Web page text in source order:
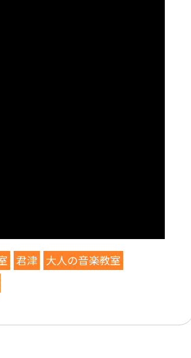
君津 大人の音楽教室